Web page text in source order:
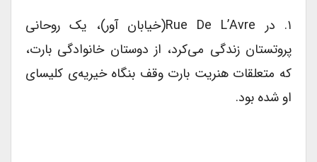
۱. در Rue De L’Avre(خیابان آور)، یک روحانی
پروتستان زندگی می‌کرد، از دوستان خانوادگی بارت،
که متعلقات هنریت بارت وقف بنگاه خیریه‌ی کلیسای
او شده بود.